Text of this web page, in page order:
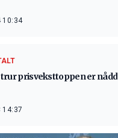
10:34
prisveksttoppen er nådd
14:37